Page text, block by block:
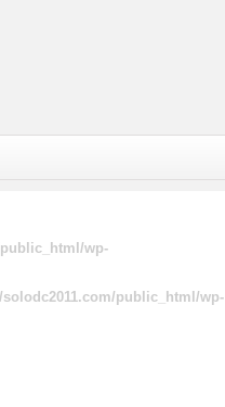
wp-
public_html/wp-